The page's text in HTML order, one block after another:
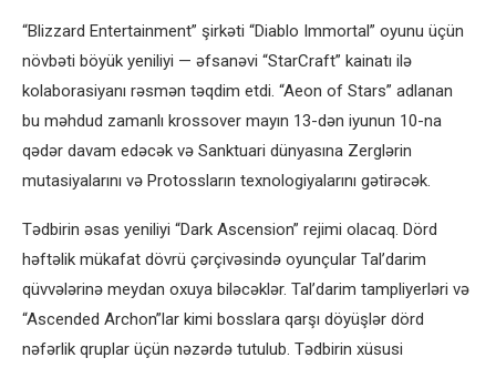
“Blizzard Entertainment” şirkəti “Diablo Immortal” oyunu üçün
növbəti böyük yeniliyi — əfsanəvi “StarCraft” kainatı ilə
kolaborasiyanı rəsmən təqdim etdi. “Aeon of Stars” adlanan
bu məhdud zamanlı krossover mayın 13-dən iyunun 10-na
qədər davam edəcək və Sanktuari dünyasına Zerglərin
mutasiyalarını və Protossların texnologiyalarını gətirəcək.
Tədbirin əsas yeniliyi “Dark Ascension” rejimi olacaq. Dörd
həftəlik mükafat dövrü çərçivəsində oyunçular Tal’darim
qüvvələrinə meydan oxuya biləcəklər. Tal’darim tampliyerləri və
“Ascended Archon”lar kimi bosslara qarşı döyüşlər dörd
nəfərlik qruplar üçün nəzərdə tutulub. Tədbirin xüsusi